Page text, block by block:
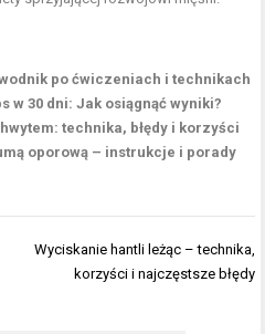
po ćwiczeniach i technikach
w 30 dni: Jak osiągnąć wyniki?
technika, błędy i korzyści
oporową – instrukcje i porady
Wyciskanie hantli leżąc – technika,
korzyści i najczęstsze błędy